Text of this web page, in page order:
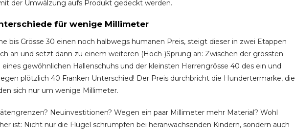
der Umwälzung aufs Produkt gedeckt werden.
für wenige Millimeter
bis Grösse 30 einen noch halbwegs humanen Preis, steigt dieser in zwei Etappen
an und setzt dann zu einem weiteren (Hoch-)Sprung an: Zwischen der grössten
eines gewöhnlichen Hallenschuhs und der kleinsten Herrengrösse 40 des ein und
plötzlich 40 Franken Unterschied! Der Preis durchbricht die Hundertermarke, die
sich nur um wenige Millimeter.
Neuinvestitionen? Wegen ein paar Millimeter mehr Material? Wohl
ist: Nicht nur die Flügel schrumpfen bei heranwachsenden Kindern, sondern auch